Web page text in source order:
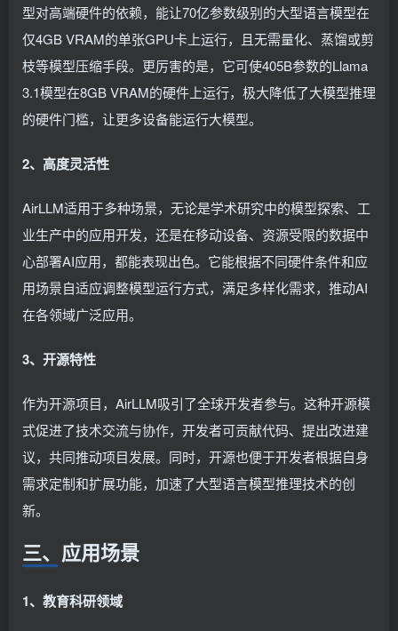
型对高端硬件的依赖，能让70亿参数级别的大型语言模型在
仅4GB VRAM的单张GPU卡上运行，且无需量化、蒸馏或剪
枝等模型压缩手段。更厉害的是，它可使405B参数的Llama
3.1模型在8GB VRAM的硬件上运行，极大降低了大模型推理
的硬件门槛，让更多设备能运行大模型。
2、高度灵活性
AirLLM适用于多种场景，无论是学术研究中的模型探索、工
业生产中的应用开发，还是在移动设备、资源受限的数据中
心部署AI应用，都能表现出色。它能根据不同硬件条件和应
用场景自适应调整模型运行方式，满足多样化需求，推动AI
在各领域广泛应用。
3、开源特性
作为开源项目，AirLLM吸引了全球开发者参与。这种开源模
式促进了技术交流与协作，开发者可贡献代码、提出改进建
议，共同推动项目发展。同时，开源也便于开发者根据自身
需求定制和扩展功能，加速了大型语言模型推理技术的创
新。
三、应用场景
1、教育科研领域